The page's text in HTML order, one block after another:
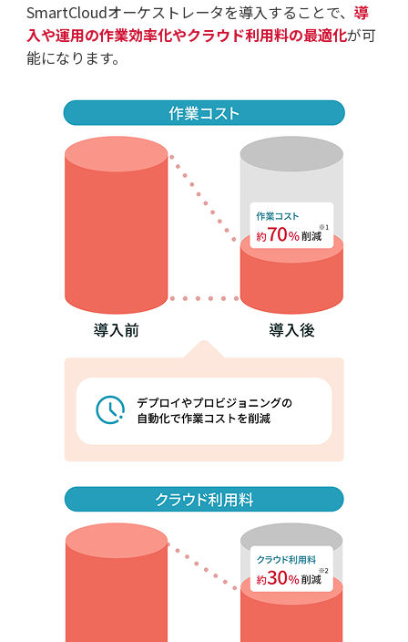
SmartCloudオーケストレータを導入することで、導
入や運用の作業効率化やクラウド利用料の最適化が可
能になります。